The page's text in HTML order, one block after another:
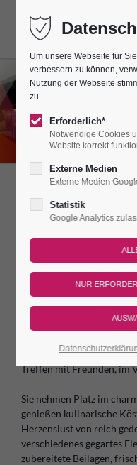
Um unsere Webseite für
verbessern zu können,
Nutzung der Webseite
zu.
Erforderlich*
Notwendige Cookies
Website korrekt
Externe Medien
Externe Medien
Statistik
Google Analytics
DAS
Lassen Sie sich gern
anders! Für alle, die einen
genau das Richtige. Ideal
Treffen mit Freunden, im
Sie nehmen Platz im
genießen kulinarische
Herzenslust von reich
verschiedenes gegartes
zubereitete Beilagen,